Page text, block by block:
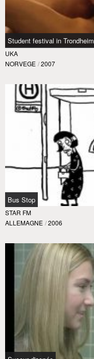
Student festival in Trondheim
UKA
NORVEGE / 2007
Bus Stop
STAR FM
ALLEMAGNE / 2006